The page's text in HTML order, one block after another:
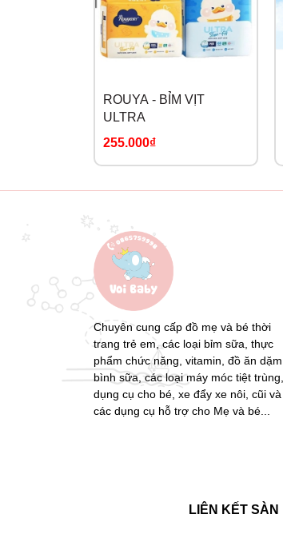
ROUYA - BỈM VỊT
ULTRA
255.000₫
Chuyên cung cấp đồ mẹ và bé thời
trang trẻ em, các loại bỉm sữa, thực
phẩm chức năng, vitamin, đồ ăn dặm,
bình sữa, các loại máy móc tiệt trùng,
dụng cụ cho bé, xe đẩy xe nôi, cũi và
các dụng cụ hỗ trợ cho Mẹ và bé...
LIÊN KẾT SÀN